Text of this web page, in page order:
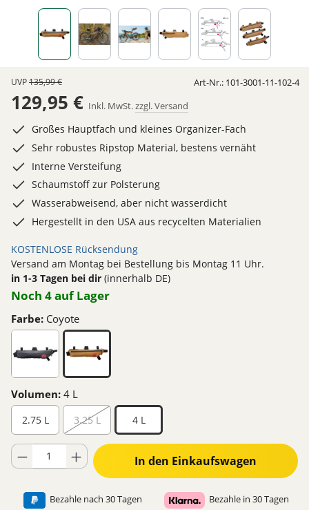
UVP135,99 €
129,95 € Inkl. MwSt.zzgl. Versand
Großes Hauptfach und kleines Organizer-Fach
Sehr robustes Ripstop Material, bestens vernäht
Interne Versteifung
Schaumstoff zur Polsterung
Wasserabweisend, aber nicht wasserdicht
Hergestellt in den USA aus recycelten Materialien
KOSTENLOSE Rücksendung
Versand am Montag bei Bestellung bis Montag 11 Uhr.
in 1-3 Tagen bei dir (innerhalb DE)
Noch 4 auf Lager
Farbe: Coyote
Volumen: 4 L
2.75 L 3.25 L 4 L
Produkt Anzahl: Gib den gewünschten Wert ein oder benutze die
In den Einkaufswagen
Bezahle nach 30 Tagen Bezahle in 30 Tagen
Art-Nr.: 101-3001-11-102-4